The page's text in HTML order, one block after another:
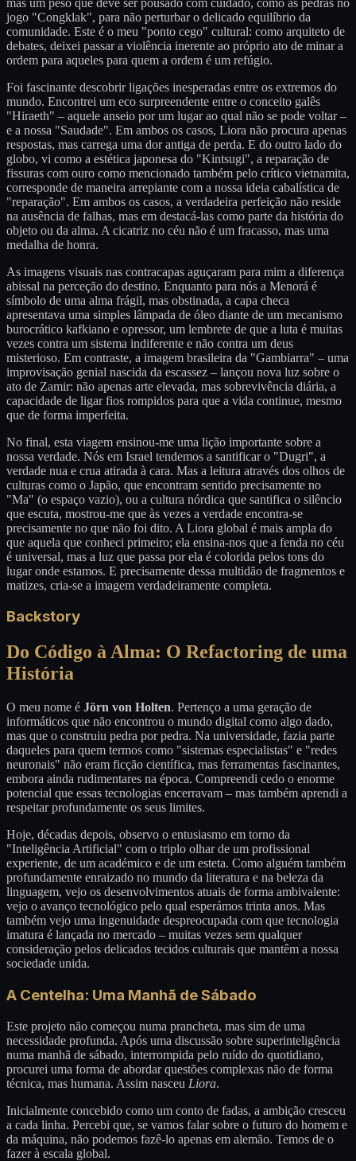
jogo "Congklak", para não perturbar o delicado equilíbrio da
comunidade. Este é o meu "ponto cego" cultural: como arquiteto de
debates, deixei passar a violência inerente ao próprio ato de minar a
ordem para aqueles para quem a ordem é um refúgio.
Foi fascinante descobrir ligações inesperadas entre os extremos do
mundo. Encontrei um eco surpreendente entre o conceito galês
"Hiraeth" – aquele anseio por um lugar ao qual não se pode voltar –
e a nossa "Saudade". Em ambos os casos, Liora não procura apenas
respostas, mas carrega uma dor antiga de perda. E do outro lado do
globo, vi como a estética japonesa do "Kintsugi", a reparação de
fissuras com ouro como mencionado também pelo crítico vietnamita,
corresponde de maneira arrepiante com a nossa ideia cabalística de
"reparação". Em ambos os casos, a verdadeira perfeição não reside
na ausência de falhas, mas em destacá-las como parte da história do
objeto ou da alma. A cicatriz no céu não é um fracasso, mas uma
medalha de honra.
As imagens visuais nas contracapas aguçaram para mim a diferença
abissal na perceção do destino. Enquanto para nós a Menorá é
símbolo de uma alma frágil, mas obstinada, a capa checa
apresentava uma simples lâmpada de óleo diante de um mecanismo
burocrático kafkiano e opressor, um lembrete de que a luta é muitas
vezes contra um sistema indiferente e não contra um deus
misterioso. Em contraste, a imagem brasileira da "Gambiarra" – uma
improvisação genial nascida da escassez – lançou nova luz sobre o
ato de Zamir: não apenas arte elevada, mas sobrevivência diária, a
capacidade de ligar fios rompidos para que a vida continue, mesmo
que de forma imperfeita.
No final, esta viagem ensinou-me uma lição importante sobre a
nossa verdade. Nós em Israel tendemos a santificar o "Dugri", a
verdade nua e crua atirada à cara. Mas a leitura através dos olhos de
culturas como o Japão, que encontram sentido precisamente no
"Ma" (o espaço vazio), ou a cultura nórdica que santifica o silêncio
que escuta, mostrou-me que às vezes a verdade encontra-se
precisamente no que não foi dito. A Liora global é mais ampla do
que aquela que conheci primeiro; ela ensina-nos que a fenda no céu
é universal, mas a luz que passa por ela é colorida pelos tons do
lugar onde estamos. E precisamente dessa multidão de fragmentos e
matizes, cria-se a imagem verdadeiramente completa.
Backstory
Do Código à Alma: O Refactoring de uma
História
O meu nome é Jörn von Holten. Pertenço a uma geração de
informáticos que não encontrou o mundo digital como algo dado,
mas que o construiu pedra por pedra. Na universidade, fazia parte
daqueles para quem termos como "sistemas especialistas" e "redes
neuronais" não eram ficção científica, mas ferramentas fascinantes,
embora ainda rudimentares na época. Compreendi cedo o enorme
potencial que essas tecnologias encerravam – mas também aprendi a
respeitar profundamente os seus limites.
Hoje, décadas depois, observo o entusiasmo em torno da
"Inteligência Artificial" com o triplo olhar de um profissional
experiente, de um académico e de um esteta. Como alguém também
profundamente enraizado no mundo da literatura e na beleza da
linguagem, vejo os desenvolvimentos atuais de forma ambivalente:
vejo o avanço tecnológico pelo qual esperámos trinta anos. Mas
também vejo uma ingenuidade despreocupada com que tecnologia
imatura é lançada no mercado – muitas vezes sem qualquer
consideração pelos delicados tecidos culturais que mantêm a nossa
sociedade unida.
A Centelha: Uma Manhã de Sábado
Este projeto não começou numa prancheta, mas sim de uma
necessidade profunda. Após uma discussão sobre superinteligência
numa manhã de sábado, interrompida pelo ruído do quotidiano,
procurei uma forma de abordar questões complexas não de forma
técnica, mas humana. Assim nasceu Liora.
Inicialmente concebido como um conto de fadas, a ambição cresceu
a cada linha. Percebi que, se vamos falar sobre o futuro do homem e
da máquina, não podemos fazê-lo apenas em alemão. Temos de o
fazer à escala global.